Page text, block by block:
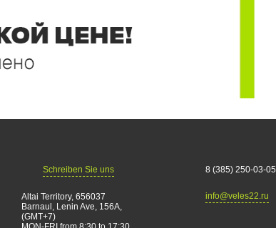
Schreiben Sie uns
Altai Territory, 656037
Barnaul, Lenin Ave, 156А,
(GMT+7)
8 (385) 250-03-05
info@veles22.ru